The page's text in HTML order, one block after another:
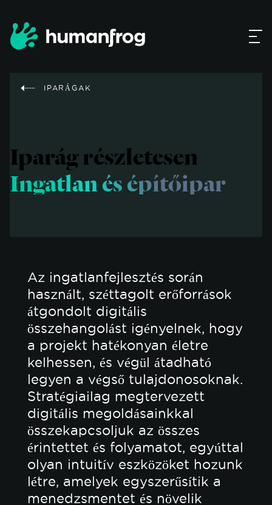
IPARÁGAK
Iparág részletesen
Ingatlan és építőipar
Az ingatlanfejlesztés során
használt, széttagolt erőforrások
átgondolt digitális
összehangolást igényelnek, hogy
a projekt hatékonyan életre
kelhessen, és végül átadható
legyen a végső tulajdonosoknak.
Stratégiailag megtervezett
digitális megoldásainkkal
összekapcsoljuk az összes
érintettet és folyamatot, egyúttal
olyan intuitív eszközöket hozunk
létre, amelyek egyszerűsítik a
menedzsmentet és növelik